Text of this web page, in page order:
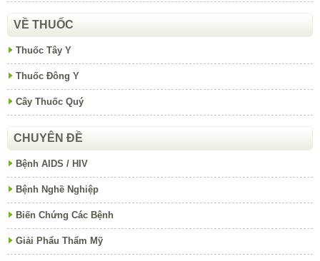
VỀ THUỐC
Thuốc Tây Y
Thuốc Đông Y
Cây Thuốc Quý
CHUYÊN ĐỀ
Bệnh AIDS / HIV
Bệnh Nghề Nghiệp
Biến Chứng Các Bệnh
Giải Phẩu Thẩm Mỹ